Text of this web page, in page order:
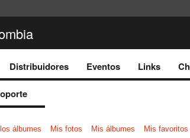
Distribuidores Eventos Links
álbumes Mis fotos Mis álbumes Mis favoritos